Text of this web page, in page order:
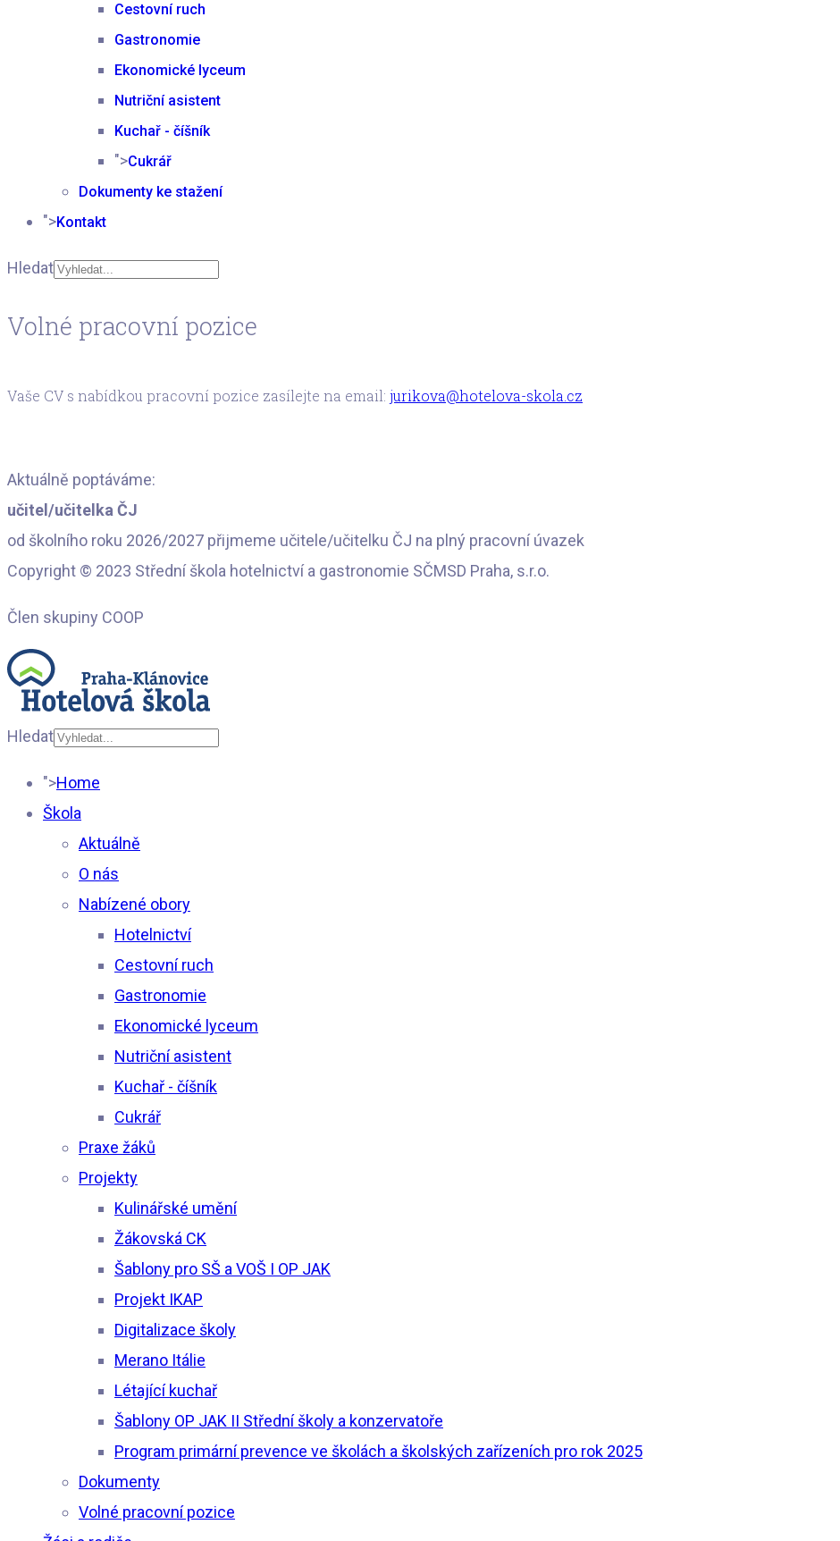
Cestovní ruch
Gastronomie
Ekonomické lyceum
Nutriční asistent
Kuchař - číšník
">Cukrář
Dokumenty ke stažení
">Kontakt
Hledat
characters for results.
Volné pracovní pozice
Vaše CV s nabídkou pracovní pozice zasílejte na email: jurikova@hotelova-skola.cz
Aktuálně poptáváme:
učitel/učitelka ČJ
od školního roku 2026/2027 přijmeme učitele/učitelku ČJ na plný pracovní úvazek
Copyright © 2023 Střední škola hotelnictví a gastronomie SČMSD Praha, s.r.o.
Člen skupiny COOP
Hledat
characters for results.
">Home
Škola
Aktuálně
O nás
Nabízené obory
Hotelnictví
Cestovní ruch
Gastronomie
Ekonomické lyceum
Nutriční asistent
Kuchař - číšník
Cukrář
Praxe žáků
Projekty
Kulinářské umění
Žákovská CK
Šablony pro SŠ a VOŠ I OP JAK
Projekt IKAP
Digitalizace školy
Merano Itálie
Létající kuchař
Šablony OP JAK II Střední školy a konzervatoře
Program primární prevence ve školách a školských zařízeních pro rok 2025
Dokumenty
Volné pracovní pozice